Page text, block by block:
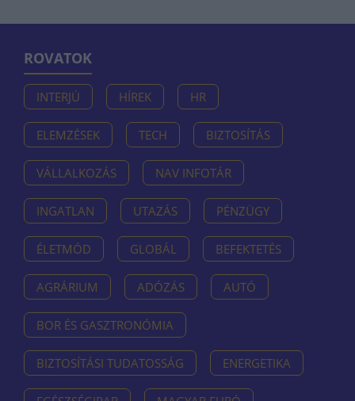
ROVATOK
INTERJÚ HÍREK HR
ELEMZÉSEK TECH BIZTOSÍTÁS
VÁLLALKOZÁS NAV INFOTÁR
INGATLAN UTAZÁS PÉNZÜGY
ÉLETMÓD GLOBÁL BEFEKTETÉS
AGRÁRIUM ADÓZÁS AUTÓ
BOR ÉS GASZTRONÓMIA
BIZTOSÍTÁSI TUDATOSSÁG ENERGETIKA